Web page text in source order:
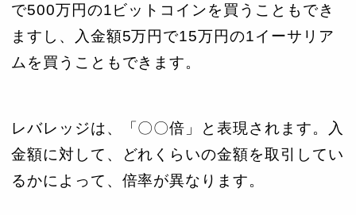
で500万円の1ビットコインを買うこともでき
ますし、入金額5万円で15万円の1イーサリア
ムを買うこともできます。
レバレッジは、「〇〇倍」と表現されます。入
金額に対して、どれくらいの金額を取引してい
るかによって、倍率が異なります。